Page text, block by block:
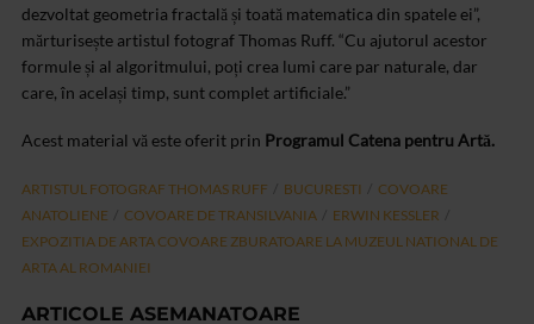
dezvoltat geometria fractală și toată matematica din spatele ei”,
mărturisește artistul fotograf Thomas Ruff. “Cu ajutorul acestor
formule și al algoritmului, poți crea lumi care par naturale, dar
care, în același timp, sunt complet artificiale.”
Acest material vă este oferit prin Programul Catena pentru Artă.
ARTISTUL FOTOGRAF THOMAS RUFF BUCURESTI
COVOARE
ANATOLIENE
COVOARE DE TRANSILVANIA
ERWIN KESSLER
EXPOZITIA DE ARTA COVOARE ZBURATOARE LA MUZEUL NATIONAL DE
ARTA AL ROMANIEI
ARTICOLE ASEMANATOARE